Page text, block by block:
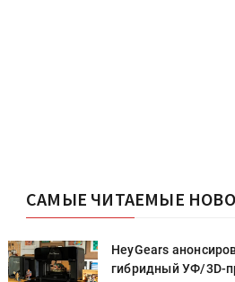
САМЫЕ ЧИТАЕМЫЕ
HeyGears
гибридный УФ/3D-